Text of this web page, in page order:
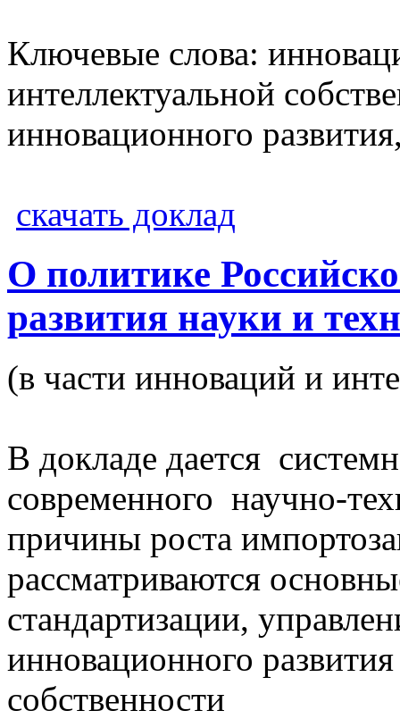
Ключевые слова:
интеллектуальной
инновационного
скачать доклад
О политике
развития науки и
(в части инноваций и
В докладе дается
современного научно-
причины роста
рассматриваются
стандартизации,
инновационного
собственности